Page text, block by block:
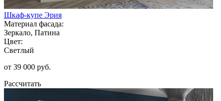
Шкаф-купе Эрия
Материал фасада:
Зеркало, Патина
Цвет:
Светлый
от 39 000 руб.
Рассчитать